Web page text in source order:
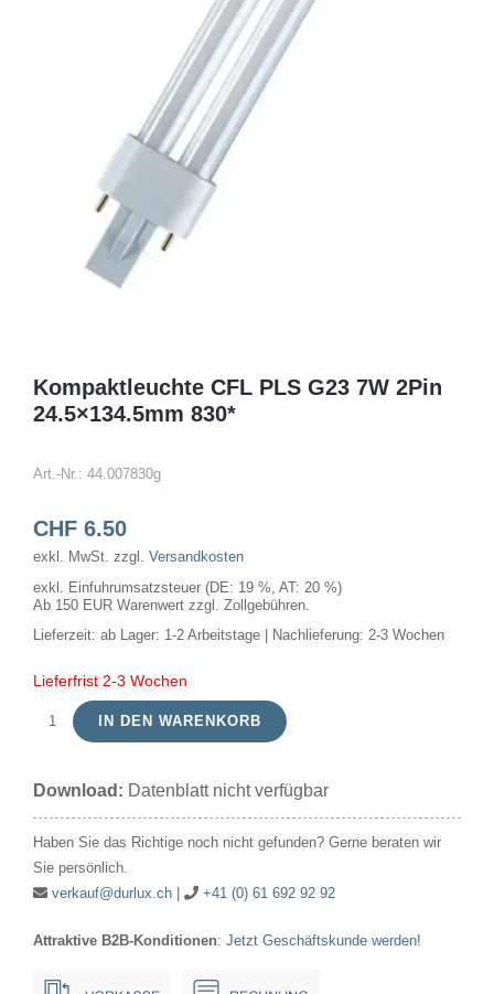
Kompaktleuchte CFL PLS G23 7W 2Pin
24.5×134.5mm 830*
Art.-Nr.: 44.007830g
CHF6.50
exkl. MwSt. zzgl. Versandkosten
exkl. Einfuhrumsatzsteuer (DE: 19 %, AT: 20 %)
Ab 150 EUR Warenwert zzgl. Zollgebühren.
Lieferzeit: ab Lager: 1-2 Arbeitstage | Nachlieferung: 2-3 Wochen
Lieferfrist 2-3 Wochen
Kompaktleuchte
PLS
2Pin
830*
Menge
IN DEN WARENKORB
Download: Datenblatt nicht verfügbar
Haben Sie das Richtige noch nicht gefunden? Gerne beraten wir
Sie persönlich.
verkauf@durlux.ch| +41 (0) 61 692 92 92
Attraktive B2B-Konditionen: Jetzt Geschäftskunde werden!